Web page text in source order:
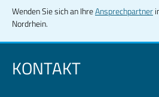
Wenden Sie sich an IhreAnsprechpartner
Nordrhein.
KONTAKT